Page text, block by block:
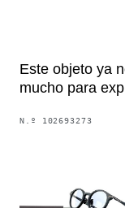
Este objeto ya
mucho para
N.º 102693273